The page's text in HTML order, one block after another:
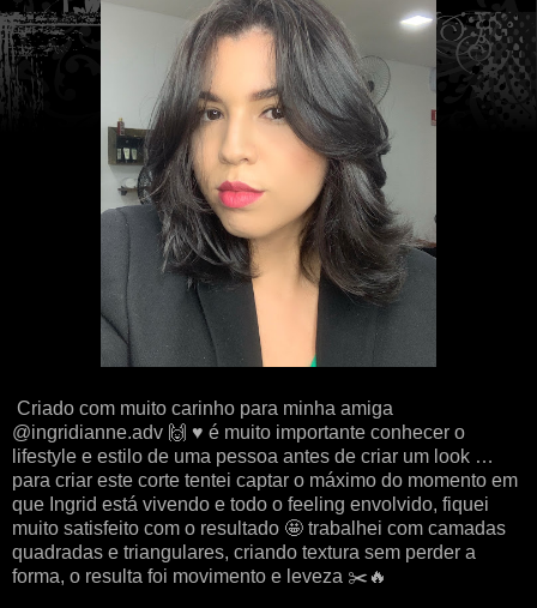
Criado com muito carinho para minha amiga
@ingridianne.adv 🙌 ♥️ é muito importante conhecer o
lifestyle e estilo de uma pessoa antes de criar um look …
para criar este corte tentei captar o máximo do momento em
que Ingrid está vivendo e todo o feeling envolvido, fiquei
muito satisfeito com o resultado 🤩 trabalhei com camadas
quadradas e triangulares, criando textura sem perder a
forma, o resulta foi movimento e leveza ✂️🔥